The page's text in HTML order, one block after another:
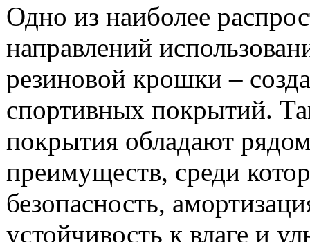
Одно из наиболее
направлений
резиновой крошки –
спортивных покрытий.
покрытия обладают
преимуществ, среди
безопасность,
устойчивость к влаге и